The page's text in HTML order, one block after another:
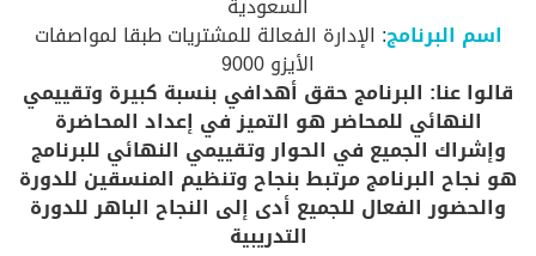
اسم البرنامج: الإدارة الفعالة للمشتريات طبقا لمواصفات
الأيزو 9000
قالوا عنا: البرنامج حقق أهدافي بنسبة كبيرة وتقييمي
النهائي للمحاضر هو التميز في إعداد المحاضرة
وإشراك الجميع في الحوار وتقييمي النهائي للبرنامج
هو نجاح البرنامج مرتبط بنجاح وتنظيم المنسقين للدورة
والحضور الفعال للجميع أدى إلى النجاح الباهر للدورة
التدريبية